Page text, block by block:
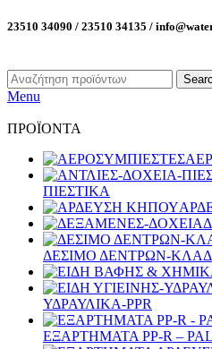
23510 34090 / 23510 34135 /
Menu
ΠΡΟΪΟΝΤΑ
ΠΙΕΣΤΙΚΑ
ΔΕΣΙΜΟ ΔΕΝΤΡΩΝ-
ΥΔΡΑΥΛΙΚΑ-PPR
ΕΞΑΡΤΗΜΑΤΑ PP-R –